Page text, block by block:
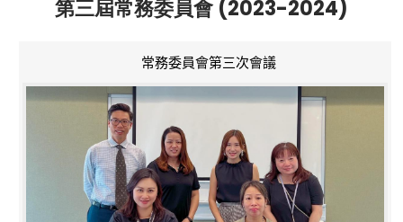
第三屆常務委員會 (2023-2024)
常務委員會第三次會議